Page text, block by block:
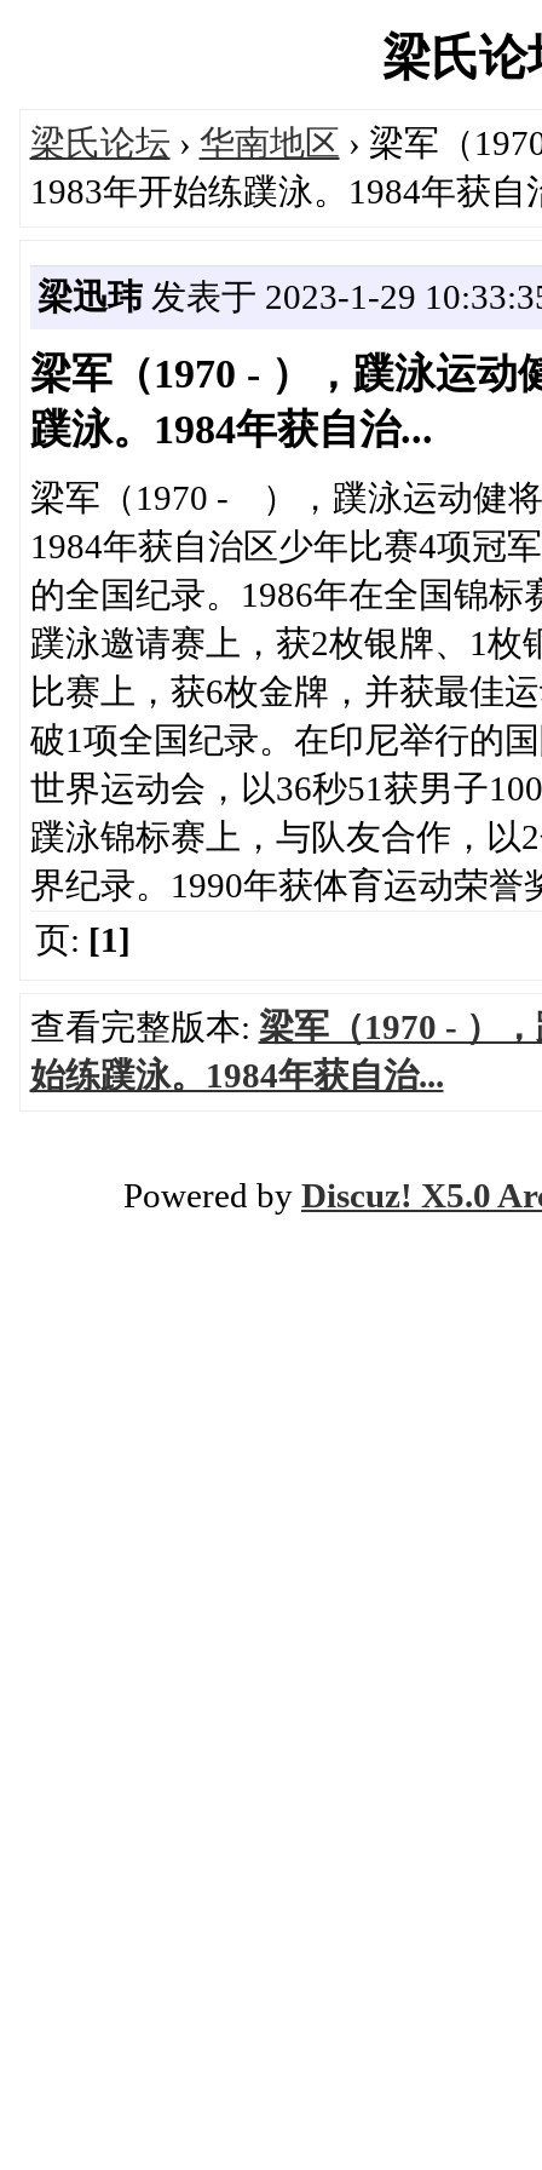
梁氏
梁氏论坛 › 华南地区 › 梁军（
1983年开始练蹼泳。1984年获自
梁迅玮发表于 2023-1-29
梁军（1970 - ），蹼泳运动
蹼泳。1984年获自治...
梁军（1970 - ），蹼泳运动健
1984年获自治区少年比赛4项冠
的全国纪录。1986年在全国锦
蹼泳邀请赛上，获2枚银牌、1
比赛上，获6枚金牌，并获最佳
破1项全国纪录。在印尼举行的
世界运动会，以36秒51获男子
蹼泳锦标赛上，与队友合作，以
界纪录。1990年获体育运动荣誉
页: [1]
查看完整版本: 梁军（1970 - ）
始练蹼泳。1984年获自治...
Powered by Discuz! X5.0